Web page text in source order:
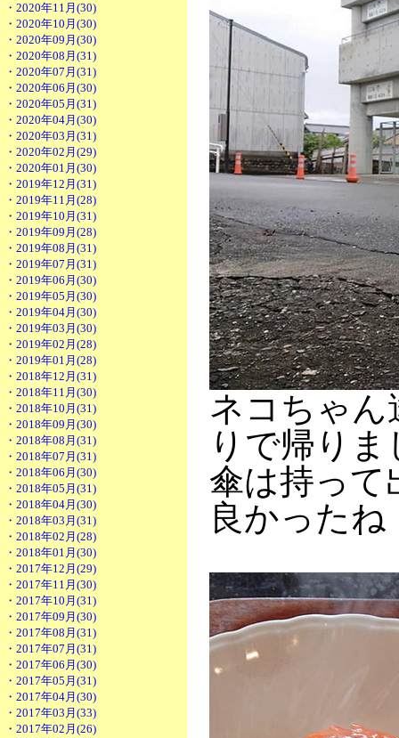
・2020年11月(30)
・2020年10月(30)
・2020年09月(30)
・2020年08月(31)
・2020年07月(31)
・2020年06月(30)
・2020年05月(31)
・2020年04月(30)
・2020年03月(31)
・2020年02月(29)
・2020年01月(30)
・2019年12月(31)
・2019年11月(28)
・2019年10月(31)
・2019年09月(28)
・2019年08月(31)
・2019年07月(31)
・2019年06月(30)
・2019年05月(30)
・2019年04月(30)
・2019年03月(30)
・2019年02月(28)
・2019年01月(28)
・2018年12月(31)
・2018年11月(30)
・2018年10月(31)
・2018年09月(30)
・2018年08月(31)
・2018年07月(31)
・2018年06月(30)
・2018年05月(31)
・2018年04月(30)
・2018年03月(31)
・2018年02月(28)
・2018年01月(30)
・2017年12月(29)
・2017年11月(30)
・2017年10月(31)
・2017年09月(30)
・2017年08月(31)
・2017年07月(31)
・2017年06月(30)
・2017年05月(31)
・2017年04月(30)
・2017年03月(33)
・2017年02月(26)
ネコちゃん
りで帰りま
傘は持って
良かったね